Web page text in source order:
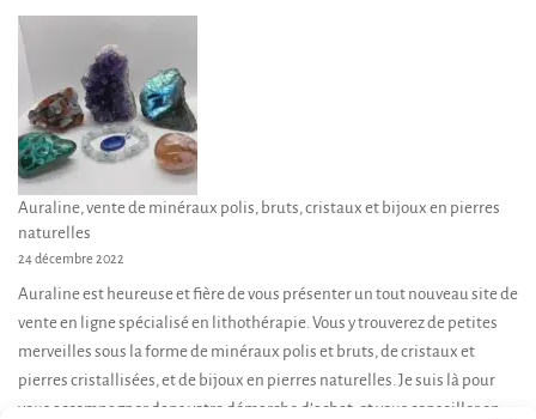
Auraline, vente de minéraux polis, bruts, cristaux et bijoux en pierres
naturelles
24 décembre 2022
Auraline est heureuse et fière de vous présenter un tout nouveau site de
vente en ligne spécialisé en lithothérapie. Vous y trouverez de petites
merveilles sous la forme de minéraux polis et bruts, de cristaux et
pierres cristallisées, et de bijoux en pierres naturelles. Je suis là pour
vous accompagner dans votre démarche d’achat, et vous conseiller en